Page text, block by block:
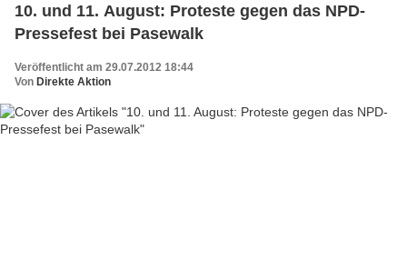
demokratisch und konstruktiv.
10. und 11. August: Proteste gegen das NPD-
Pressefest bei Pasewalk
Veröffentlicht am 29.07.2012 18:44
Von Direkte Aktion